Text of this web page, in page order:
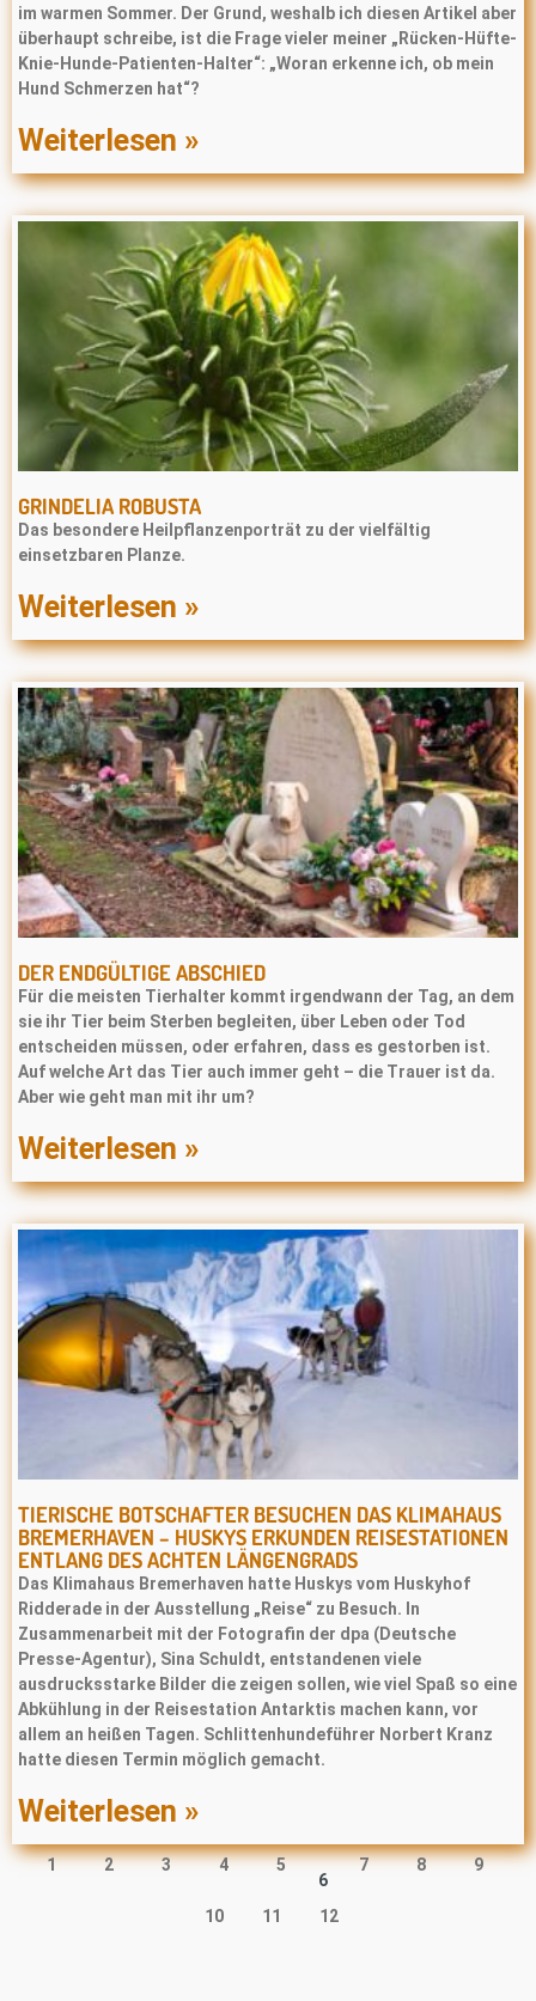
im warmen Sommer. Der Grund, weshalb ich diesen Artikel aber
überhaupt schreibe, ist die Frage vieler meiner „Rücken-Hüfte-
Knie-Hunde-Patienten-Halter“: „Woran erkenne ich, ob mein
Hund Schmerzen hat“?
Weiterlesen »
GRINDELIA ROBUSTA
Das besondere Heilpflanzenporträt zu der vielfältig
einsetzbaren Planze.
Weiterlesen »
DER ENDGÜLTIGE ABSCHIED
Für die meisten Tierhalter kommt irgendwann der Tag, an dem
sie ihr Tier beim Sterben begleiten, über Leben oder Tod
entscheiden müssen, oder erfahren, dass es gestorben ist.
Auf welche Art das Tier auch immer geht – die Trauer ist da.
Aber wie geht man mit ihr um?
Weiterlesen »
TIERISCHE BOTSCHAFTER BESUCHEN DAS KLIMAHAUS
BREMERHAVEN – HUSKYS ERKUNDEN REISESTATIONEN
ENTLANG DES ACHTEN LÄNGENGRADS
Das Klimahaus Bremerhaven hatte Huskys vom Huskyhof
Ridderade in der Ausstellung „Reise“ zu Besuch. In
Zusammenarbeit mit der Fotografin der dpa (Deutsche
Presse‐Agentur), Sina Schuldt, entstandenen viele
ausdrucksstarke Bilder die zeigen sollen, wie viel Spaß so eine
Abkühlung in der Reisestation Antarktis machen kann, vor
allem an heißen Tagen. Schlittenhundeführer Norbert Kranz
hatte diesen Termin möglich gemacht.
Weiterlesen »
1 2 3 4
5
6
7 8 9
10 11 12